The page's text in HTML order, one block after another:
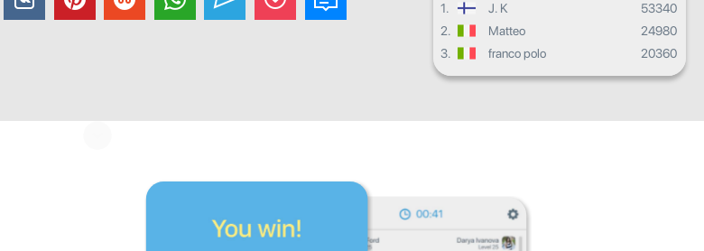
1. J. K
53340
2.
Matteo
24980
3.
franco polo 20360